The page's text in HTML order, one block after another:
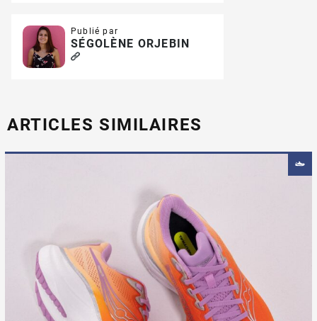
Publié par
SÉGOLÈNE ORJEBIN
ARTICLES SIMILAIRES